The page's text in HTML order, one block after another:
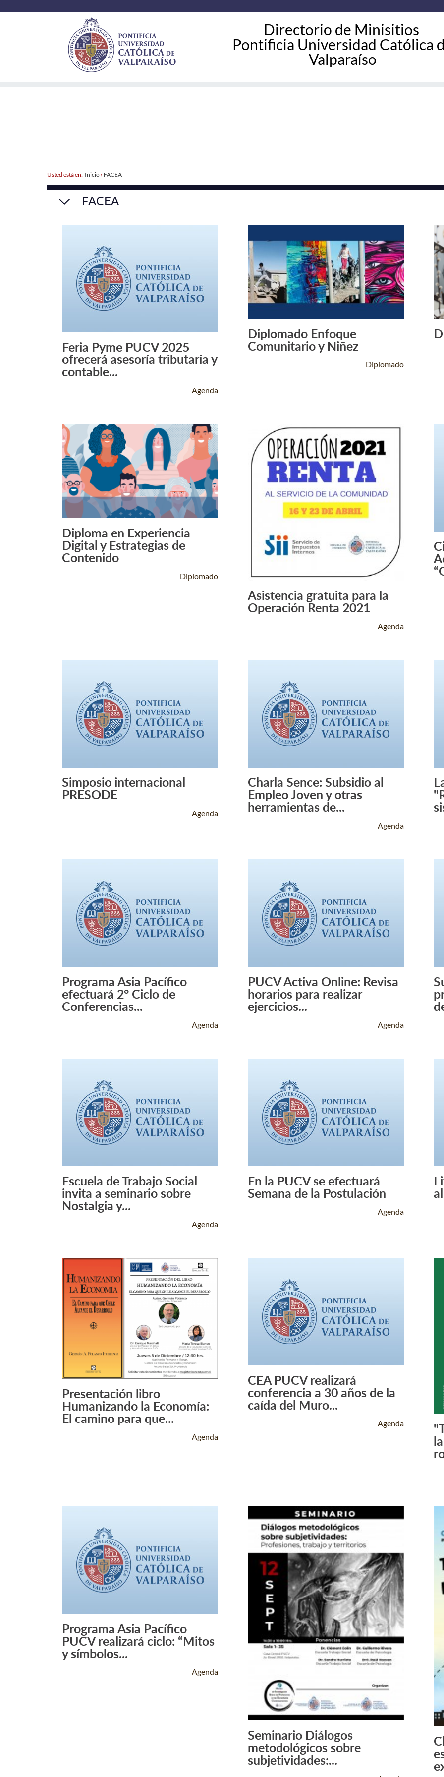
Directorio de Minisitios
Pontificia Universidad Católica
Valparaíso
Usted está en: Inicio› FACEA
FACEA
Leer Más +
Feria Pyme PUCV 2025
ofrecerá asesoría tributaria y
contable...
Agenda
Leer Más +
Diplomado Enfoque
Comunitario y Niñez
Diplomado
Leer Más +
Diploma en Experiencia
Digital y Estrategias de
Contenido
Diplomado
Leer Más +
Asistencia gratuita para la
Operación Renta 2021
Agenda
Leer Más +
Simposio internacional
PRESODE
Agenda
Leer Más +
Charla Sence: Subsidio al
Empleo Joven y otras
herramientas de...
Agenda
Leer Más +
Programa Asia Pacífico
efectuará 2° Ciclo de
Conferencias...
Agenda
Leer Más +
PUCV Activa Online: Revisa
horarios para realizar
ejercicios...
Agenda
Leer Más +
Escuela de Trabajo Social
invita a seminario sobre
Nostalgia y...
Agenda
Leer Más +
En la PUCV se efectuará
Semana de la Postulación
Agenda
Leer Más +
Presentación libro
Humanizando la Economía:
El camino para que...
Agenda
Leer Más +
CEA PUCV realizará
conferencia a 30 años de la
caída del Muro...
Agenda
Leer Más +
Programa Asia Pacífico
PUCV realizará ciclo: “Mitos
y símbolos...
Agenda
Leer Más +
Seminario Diálogos
metodológicos sobre
subjetividades:...